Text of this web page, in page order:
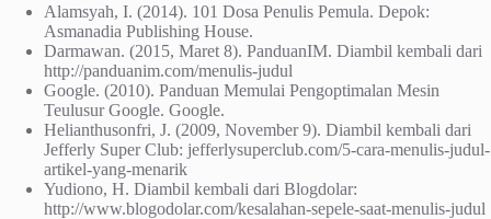
Alamsyah, I. (2014). 101 Dosa Penulis Pemula. Depok:
Asmanadia Publishing House.
Darmawan. (2015, Maret 8). PanduanIM. Diambil kembali dari
http://panduanim.com/menulis-judul
Google. (2010). Panduan Memulai Pengoptimalan Mesin
Teulusur Google. Google.
Helianthusonfri, J. (2009, November 9). Diambil kembali dari
Jefferly Super Club: jefferlysuperclub.com/5-cara-menulis-judul-
artikel-yang-menarik
Yudiono, H. Diambil kembali dari Blogdolar:
http://www.blogodolar.com/kesalahan-sepele-saat-menulis-judul